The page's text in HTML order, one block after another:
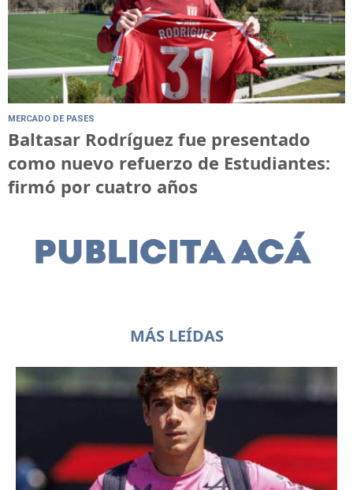
MERCADO DE PASES
Baltasar Rodríguez fue presentado
como nuevo refuerzo de Estudiantes:
firmó por cuatro años
MÁS LEÍDAS